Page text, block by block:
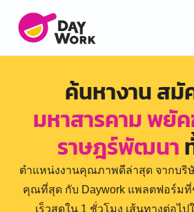
ค้นหางาน สมั
มหาสารคาม พยั
ราษฎร์พัฒนา
ตำแหน่งงานคุณภาพดีล่าสุด จากบริ
คุณที่สุด กับ Daywork แพลตฟอร์ม
เร็วสุดใน 1 ชั่วโมง เส้นทางต่อไ